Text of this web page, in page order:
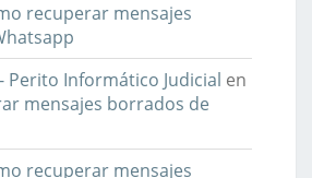
recuperar mensajes
Perito Informático Judicial en
mensajes borrados de
recuperar mensajes